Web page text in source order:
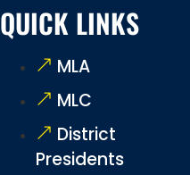
QUICK LINKS
MLA
MLC
District
Presidents